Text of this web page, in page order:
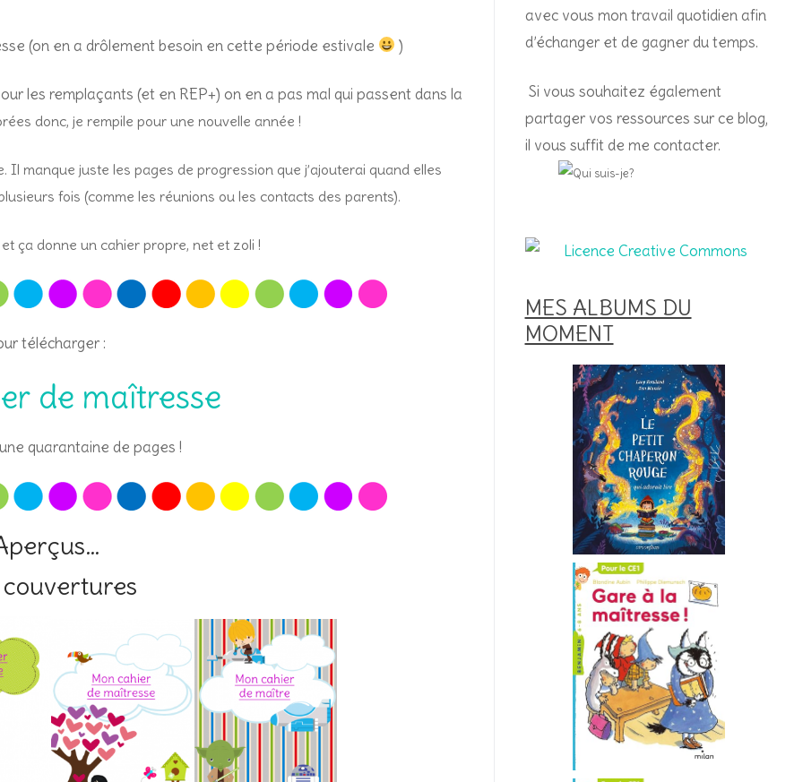
(on en a drôlement besoin en cette période estivale )
les remplaçants (et en REP+) on en a pas mal qui passent dans la
donc, je rempile pour une nouvelle année !
Il manque juste les pages de progression que j’ajouterai quand elles
fois (comme les réunions ou les contacts des parents).
ça donne un cahier propre, net et zoli !
télécharger :
de maîtresse
quarantaine de pages !
avec vous mon travail quotidien afin
d’échanger et de gagner du temps.
Si vous souhaitez également
partager vos ressources sur ce blog,
il vous suffit de me contacter.
MES ALBUMS DU
MOMENT